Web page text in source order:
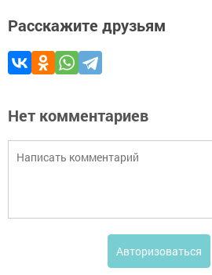
Расскажите друзьям
Нет комментариев
Авторизоваться